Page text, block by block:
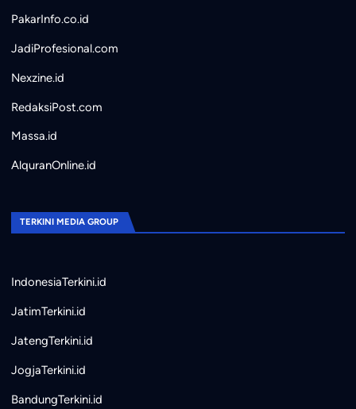
PakarInfo.co.id
JadiProfesional.com
Nexzine.id
RedaksiPost.com
Massa.id
AlquranOnline.id
TERKINI MEDIA GROUP
IndonesiaTerkini.id
JatimTerkini.id
JatengTerkini.id
JogjaTerkini.id
BandungTerkini.id